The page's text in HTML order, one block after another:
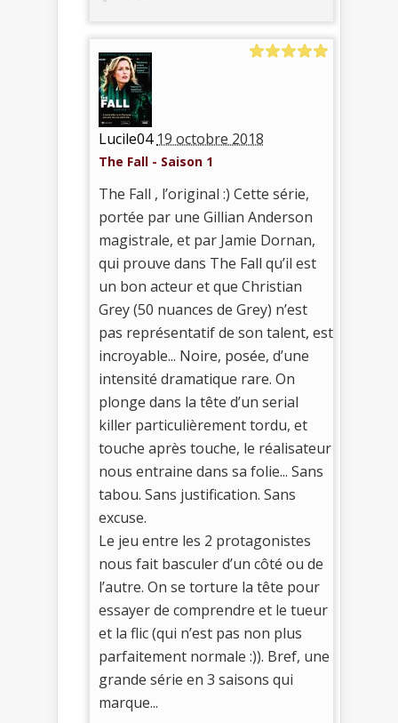
Lucile04 19 octobre 2018
The Fall - Saison 1
The Fall , l’original :) Cette série,
portée par une Gillian Anderson
magistrale, et par Jamie Dornan,
qui prouve dans The Fall qu’il est
un bon acteur et que Christian
Grey (50 nuances de Grey) n’est
pas représentatif de son talent, est
incroyable... Noire, posée, d’une
intensité dramatique rare. On
plonge dans la tête d’un serial
killer particulièrement tordu, et
touche après touche, le réalisateur
nous entraine dans sa folie... Sans
tabou. Sans justification. Sans
excuse.
Le jeu entre les 2 protagonistes
nous fait basculer d’un côté ou de
l’autre. On se torture la tête pour
essayer de comprendre et le tueur
et la flic (qui n’est pas non plus
parfaitement normale :)). Bref, une
grande série en 3 saisons qui
marque...